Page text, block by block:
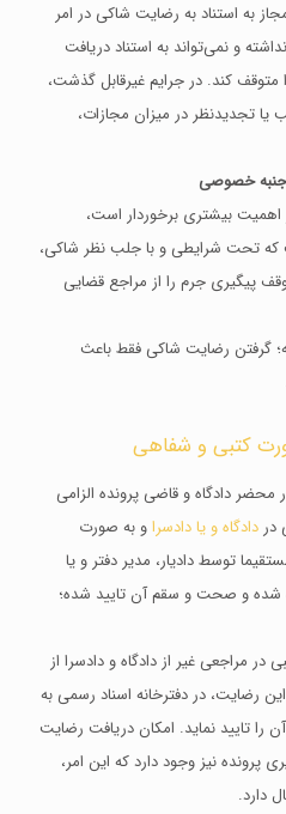
به استناد به رضایت شاکی در امر
و نمی‌تواند به استناد دریافت
کند. در جرایم غیر‌قابل گذشت،
یا تجدیدنظر در میزان مجازات،
جنبه خصوصی
بیشتری برخوردار است،
که تحت شرایطی و با جلب نظر شاکی،
پیگیری جرم را از مراجع قضایی
گرفتن رضایت شاکی فقط باعث
کتبی و شفاهی
دادگاه و قاضی پرونده الزامی
در دادگاه و یا دادسراو به صورت
توسط دادیار، مدیر دفتر و یا
شده و صحت و سقم آن تایید شده؛
مراجعی غیر از دادگاه و دادسرا از
رضایت، در دفترخانه اسناد رسمی به
را تایید نماید. امکان دریافت رضایت
پرونده نیز وجود دارد که این امر،
دارد.